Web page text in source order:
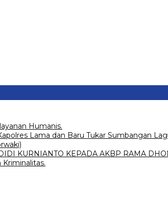
Humanis.
Lama dan Baru Tukar Sumbangan
KURNIANTO KEPADA AKBP RAMA